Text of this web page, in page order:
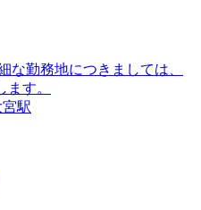
勤務地につきましては、
す。
駅